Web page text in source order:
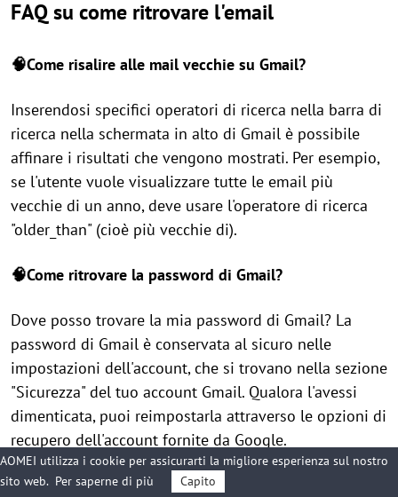
FAQ su come ritrovare l'email
🧠Come risalire alle mail vecchie su Gmail?
Inserendosi specifici operatori di ricerca nella barra di
ricerca nella schermata in alto di Gmail è possibile
affinare i risultati che vengono mostrati. Per esempio,
se l'utente vuole visualizzare tutte le email più
vecchie di un anno, deve usare l'operatore di ricerca
"older_than" (cioè più vecchie di).
🧠Come ritrovare la password di Gmail?
Dove posso trovare la mia password di Gmail? La
password di Gmail è conservata al sicuro nelle
impostazioni dell'account, che si trovano nella sezione
"Sicurezza" del tuo account Gmail. Qualora l'avessi
dimenticata, puoi reimpostarla attraverso le opzioni di
recupero dell'account fornite da Google.
🧠Quanto tempo si conservano le email?
AOMEI utilizza i cookie per assicurarti la migliore esperienza sul nostro
sito web. Per saperne di più Capito